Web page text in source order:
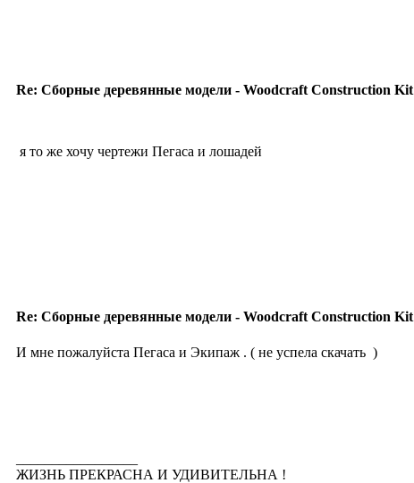
Re: Сборные деревянные модели - Woodcraft Construction Kit
я то же хочу чертежи Пегаса и лошадей
Re: Сборные деревянные модели - Woodcraft Construction Kit
И мне пожалуйста Пегаса и Экипаж . ( не успела скачать )
ЖИЗНЬ ПРЕКРАСНА И УДИВИТЕЛЬНА !